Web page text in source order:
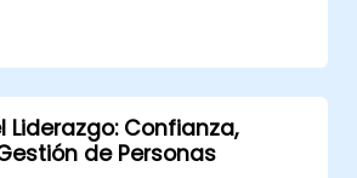
estratégicas y gestión de
el liderazgo y la
éticas a nivel
Liderazgo: Confianza,
de Personas